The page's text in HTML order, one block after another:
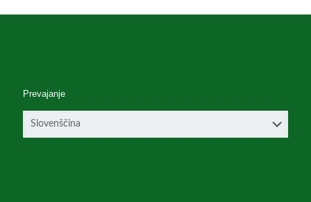
Prevajanje